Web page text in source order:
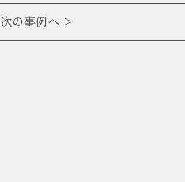
次の事例へ >